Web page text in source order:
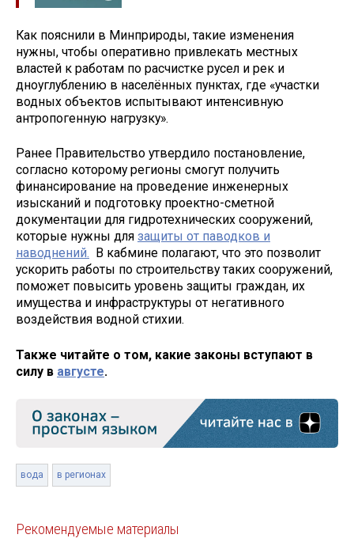
Как пояснили в Минприроды, такие изменения
нужны, чтобы оперативно привлекать местных
властей к работам по расчистке русел и рек и
дноуглублению в населённых пунктах, где «участки
водных объектов испытывают интенсивную
антропогенную нагрузку».
Ранее Правительство утвердило постановление,
согласно которому регионы смогут получить
финансирование на проведение инженерных
изысканий и подготовку проектно-сметной
документации для гидротехнических сооружений,
которые нужны для защиты от паводков и
наводнений. В кабмине полагают, что это позволит
ускорить работы по строительству таких сооружений,
поможет повысить уровень защиты граждан, их
имущества и инфраструктуры от негативного
воздействия водной стихии.
Также читайте о том, какие законы вступают в
силу в августе.
вода в регионах
Рекомендуемые материалы